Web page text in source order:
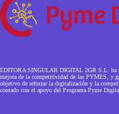
EDITORA SINGULAR DIGITAL 2GR S.L. ha
mejora de la competitividad de las PYMES, y
objetivo de reforzar la digitalización y la
contado con el apoyo del Programa Pyme